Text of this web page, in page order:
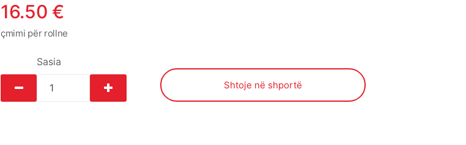
16.50 €
çmimi për rollne
Sasia
Shtoje në shportë